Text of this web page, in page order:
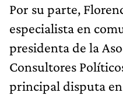
Por su parte,
especialista en
presidenta de la
Consultores
principal disputa